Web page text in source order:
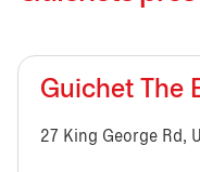
Guichet The
27 King George Rd,